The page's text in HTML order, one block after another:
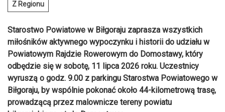
Z Regionu
Starostwo Powiatowe w Biłgoraju zaprasza wszystkich
miłośników aktywnego wypoczynku i historii do udziału w
Powiatowym Rajdzie Rowerowym do Domostawy, który
odbędzie się w sobotę, 11 lipca 2026 roku. Uczestnicy
wyruszą o godz. 9.00 z parkingu Starostwa Powiatowego w
Biłgoraju, by wspólnie pokonać około 44-kilometrową trasę,
prowadzącą przez malownicze tereny powiatu